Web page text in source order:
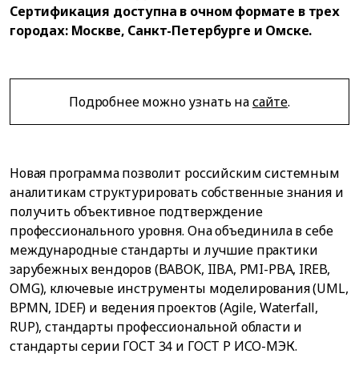
Сертификация доступна в очном формате в трех
городах: Москве, Санкт-Петербурге и Омске.
Подробнее можно узнать насайте.
Новая программа позволит российским системным
аналитикам структурировать собственные знания и
получить объективное подтверждение
профессионального уровня. Она объединила в себе
международные стандарты и лучшие практики
зарубежных вендоров (BABOK, IIBA, PMI-PBA, IREB,
OMG), ключевые инструменты моделирования (UML,
BPMN, IDEF) и ведения проектов (Agile, Waterfall,
RUP), стандарты профессиональной области и
стандарты серии ГОСТ 34 и ГОСТ Р ИСО-МЭК.